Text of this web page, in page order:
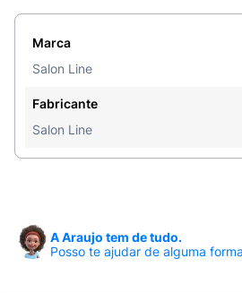
Com o Kit Salon Line
pode desfrutar da praticidade
completo em um único
cacheados e crespos,
vitalidade desde a primeira
Transforme sua rotina de
Salon Line Definição Natural, a
seus fios brilhará como nunca!
Marca
Salon Line
Fabricante
Salon Line
A Araujo tem de tudo.
Posso te ajudar de alguma